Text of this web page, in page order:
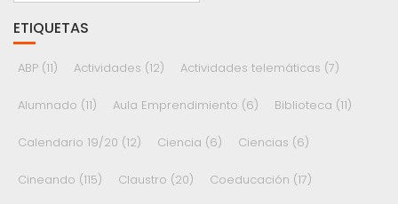
ETIQUETAS
ABP (11) Actividades (12) Actividades telemáticas (7)
Alumnado (11) Aula Emprendimiento (6) Biblioteca (11)
Calendario 19/20 (12) Ciencia (6) Ciencias (6)
Cineando (115) Claustro (20) Coeducación (17)